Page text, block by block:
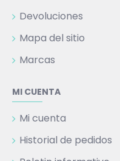
Devoluciones
Mapa del sitio
Marcas
MI CUENTA
Mi cuenta
Historial de pedidos